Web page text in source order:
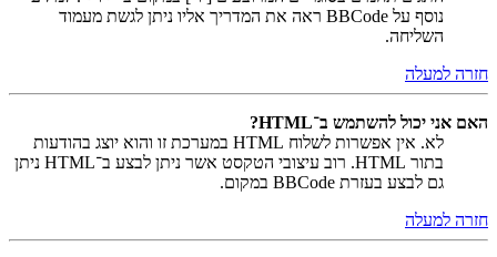
נוסף על BBCode ראה את המדריך אליו ניתן לגשת מעמוד
השליחה.
חזרה למעלה
האם אני יכול להשתמש ב־HTML?
לא. אין אפשרות לשלוח HTML במערכת זו והוא יוצג בהודעות
בתור HTML. רוב עיצובי הטקסט אשר ניתן לבצע ב־HTML ניתן
גם לבצע בעזרת BBCode במקום.
חזרה למעלה